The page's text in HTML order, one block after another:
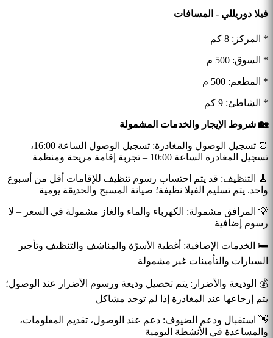
فيلا دوريللي - المسافات
* المركز: 8 كم
* السوق: 500 م
* المطعم: 500 م
* الشاطئ: 9 كم
🏡 شروط الإيجار والخدمات المشمولة
⏰ تسجيل الوصول والمغادرة: تسجيل الوصول الساعة 16:00،
تسجيل المغادرة الساعة 10:00 – تجربة إقامة مريحة ومنظمة
🧹 التنظيف: قد يتم احتساب رسوم تنظيف للإقامات أقل من أسبوع
واحد. يتم تسليم الفيلا نظيفة؛ صيانة المسبح والحديقة يومية
💡 المرافق مشمولة: الكهرباء والماء والغاز مشمولة في السعر – لا
رسوم إضافية
🛏️ الخدمات الإضافية: أغطية الأسرّة والمناشف والتنظيف وتأجير
السيارات والتأمينات غير مشمولة
💰 الوديعة والأضرار: يتم تحصيل وديعة ورسوم الأضرار عند الوصول؛
يتم إرجاعها عند المغادرة إذا لم توجد مشاكل
👋 استقبال ودعم الضيوف: دعم عند الوصول، تقديم المعلومات،
والمساعدة في الأنشطة اليومية